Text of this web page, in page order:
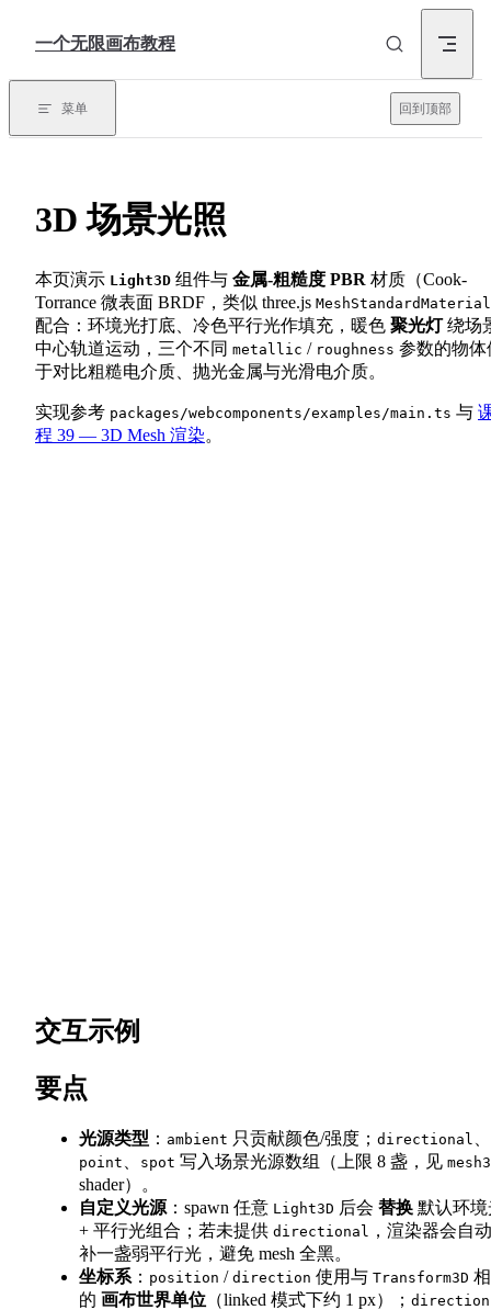
一个无限画布教程
菜单 回到顶部
3D 场景光照
本页演示 Light3D 组件与 金属-粗糙度 PBR 材质（Cook-
Torrance 微表面 BRDF，类似 three.js MeshStandardMaterial
配合：环境光打底、冷色平行光作填充，暖色 聚光灯绕场
中心轨道运动，三个不同 metallic / roughness 参数的物体
于对比粗糙电介质、抛光金属与光滑电介质。
实现参考 packages/webcomponents/examples/main.ts 与
程 39 — 3D Mesh 渲染。
交互示例
要点
光源类型 ： ambient 只贡献颜色/强度； directional
point spot 写入场景光源数组（上限 8 盏，见
shader）。
自定义光源 ：spawn 任意 Light3D 后会 替换 默认环境
+ 平行光组合；若未提供 directional
，渲染器会自动
补一盏弱平行光，避免 mesh 全黑。
坐标系 ： position / direction 使用与 Transform3D
的 画布世界单位 （linked 模式下约 1 px）； direction